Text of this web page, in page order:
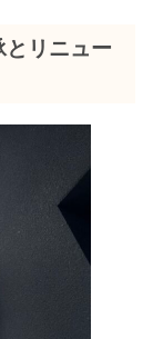
スにし
の充実
リニュー